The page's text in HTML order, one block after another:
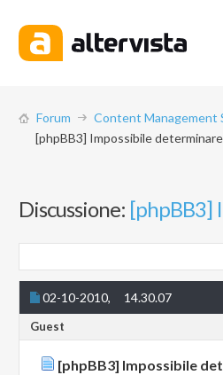
Forum Content Management
[phpBB3] Impossibile
Discussione: [phpBB3]
02-10-2010, 14.30.07
Guest
[phpBB3] Impossibile